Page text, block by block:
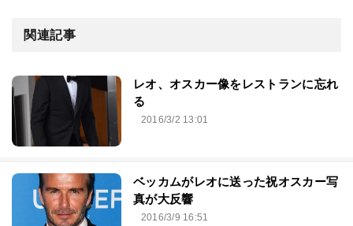
関連記事
レオ、オスカー像をレストランに忘れ
る
2016/3/2 13:01
ベッカムがレオに送った祝オスカー写
真が大反響
2016/3/9 16:51